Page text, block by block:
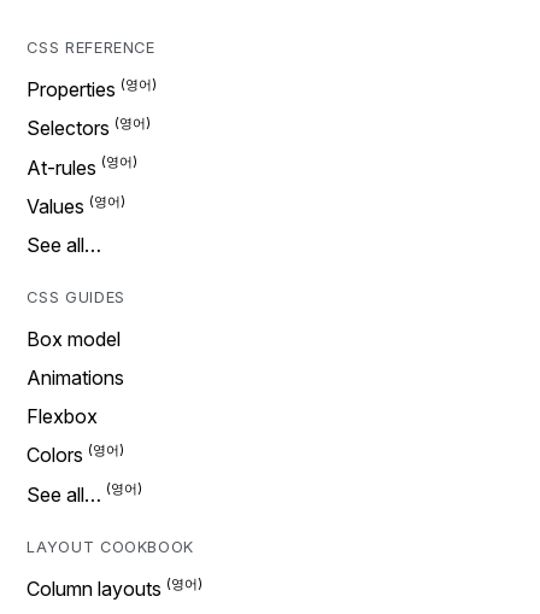
CSS REFERENCE
Properties
Selectors
At-rules
Values
See all…
CSS GUIDES
Box model
Animations
Flexbox
Colors
See all…
LAYOUT COOKBOOK
Column layouts